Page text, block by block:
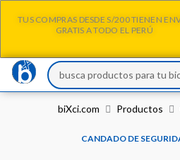
TUS COMPRAS DESDE S/200 TIENEN
GRATIS A TODO EL PERÚ
Search
...
biXci.com Productos
CANDADO DE